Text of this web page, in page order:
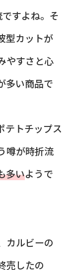
すよね。そ
型カットが
やすさと心
多い商品で
テトチップス
噂が時折流
多いようで
カルビーの
売したの